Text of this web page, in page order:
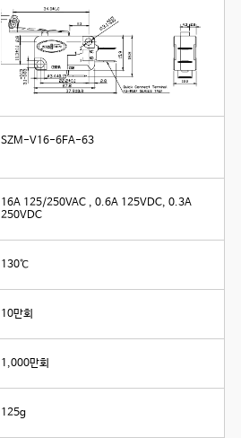
SZM-V16-6FA-63
16A 125/250VAC , 0.6A 125VDC, 0.3A
250VDC
130℃
10만회
1,000만회
125g